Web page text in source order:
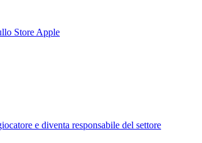
Store Apple
e diventa responsabile del settore